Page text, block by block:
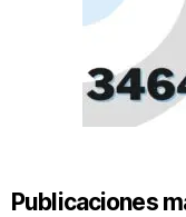
Publicaciones